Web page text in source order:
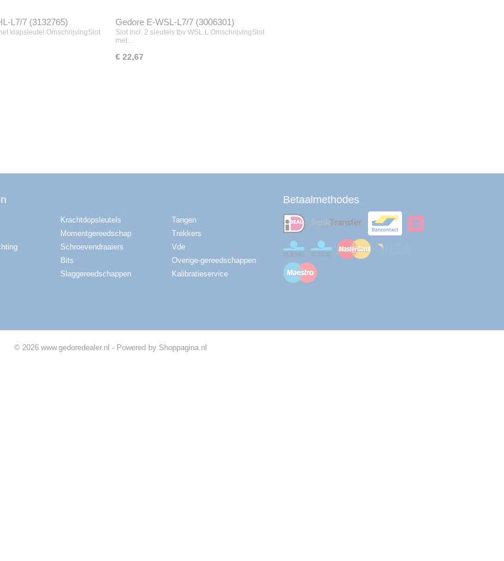
L7/7 (3132765)
klapsleutel.OmschrijvingSlot
Gedore E-WSL-L7/7 (3006301)
Slot incl. 2 sleutels tbv WSL L.OmschrijvingSlot
met…
€ 22,67
Krachtdopsleutels
Momentgereedschap
Schroevendraaiers
Bits
Slaggereedschappen
Tangen
Trekkers
Vde
Overige-gereedschappen
Kalibratieservice
Betaalmethodes
© 2026 www.gedoredealer.nl - Powered by Shoppagina.nl